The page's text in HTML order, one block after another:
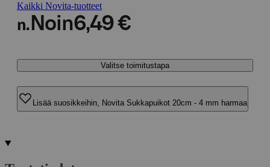
Kaikki Novita-tuotteet
n. Noin6,49 €
Valitse toimitustapa
Lisää suosikkeihin, Novita Sukkapuikot 20cm - 4 mm harmaa